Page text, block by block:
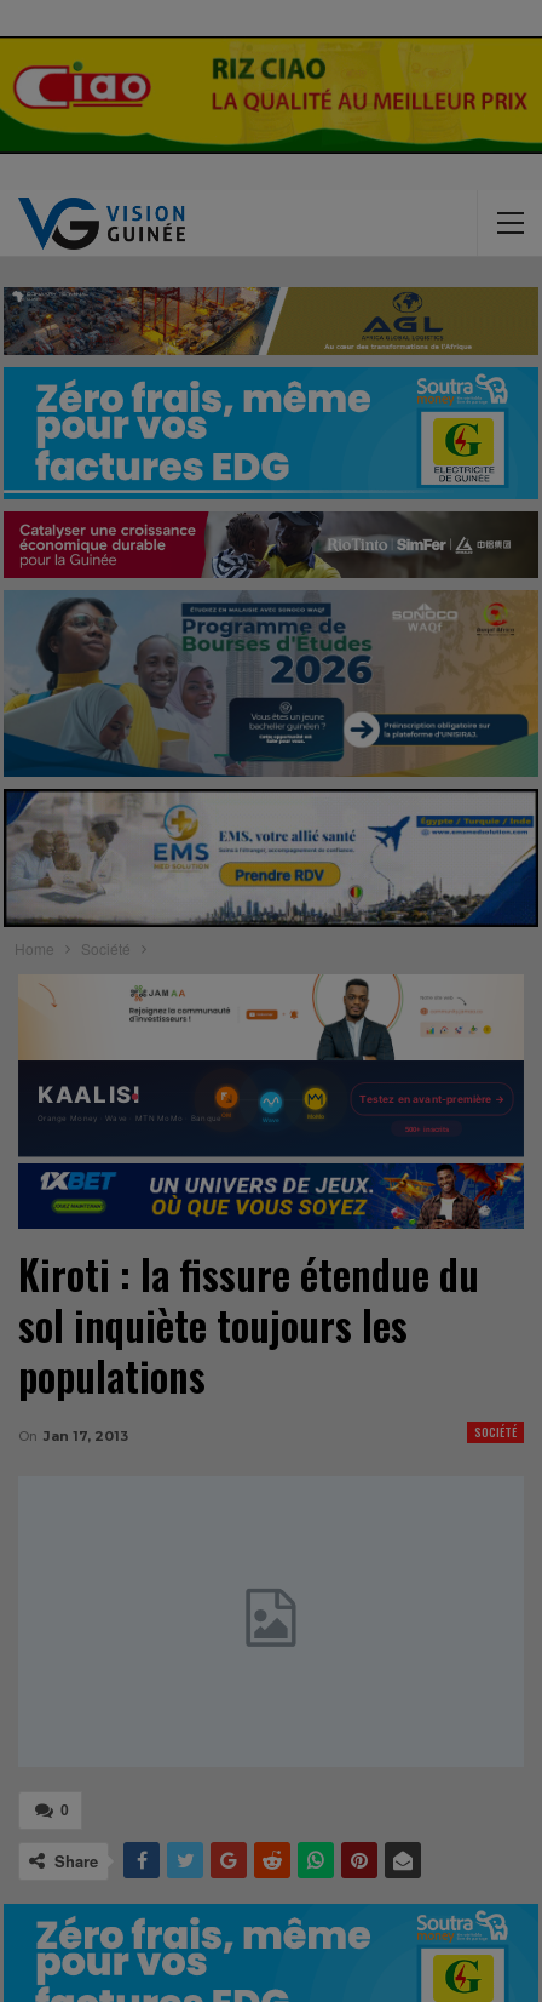
Home Société
Kiroti : la fissure étendue du
sol inquiète toujours les
populations
SOCIÉTÉ
On Jan 17, 2013
0
Share